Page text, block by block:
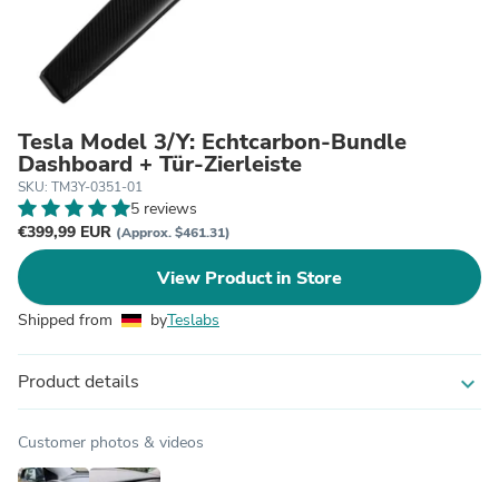
Tesla Model 3/Y: Echtcarbon-Bundle
Dashboard + Tür-Zierleiste
SKU: TM3Y-0351-01
5 reviews
€399,99 EUR (Approx. $461.31)
View Product in Store
Shipped from byTeslabs
Product details expand_more
Customer photos & videos